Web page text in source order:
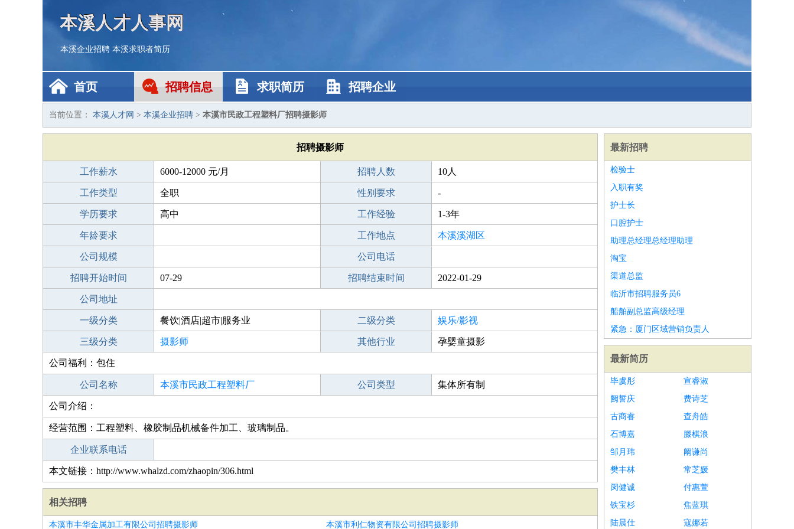
本溪人才人事网
本溪企业招聘 本溪求职者简历
首页 招聘信息 求职简历 招聘企业
当前位置： 本溪人才网 > 本溪企业招聘 > 本溪市民政工程塑料厂招聘摄影师
招聘摄影师
工作薪水 6000-12000 元/月 招聘人数 10人
工作类型 全职 性别要求 -
学历要求 高中 工作经验 1-3年
年龄要求 工作地点 本溪溪湖区
公司规模 公司电话
招聘开始时间 07-29 招聘结束时间 2022-01-29
公司地址
一级分类 餐饮|酒店|超市|服务业 二级分类 娱乐/影视
三级分类 摄影师 其他行业 孕婴童摄影
公司福利：包住
公司名称 本溪市民政工程塑料厂 公司类型 集体所有制
公司介绍：
经营范围：工程塑料、橡胶制品机械备件加工、玻璃制品。
企业联系电话
本文链接：http://www.whalzd.com/zhaopin/306.html
相关招聘
本溪市丰华金属加工有限公司招聘摄影师 本溪市利仁物资有限公司招聘摄影师
最新招聘
检验士
入职有奖
护士长
口腔护士
助理总经理总经理助理
淘宝
渠道总监
临沂市招聘服务员6
船舶副总监高级经理
紧急：厦门区域营销负责人
最新简历
毕虞彤
宣睿淑
阙誓庆
费诗芝
古商睿
查舟皓
石博嘉
滕棋浪
邹月玮
阚谦尚
樊丰林
常芝媛
闵健诚
付惠萱
铁宝杉
焦蓝琪
陆晨仕
寇娜若